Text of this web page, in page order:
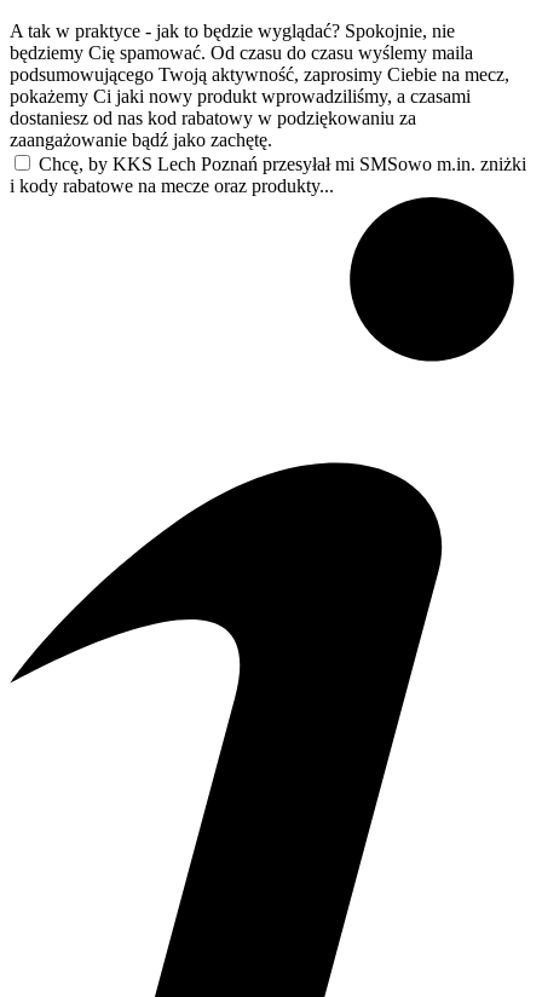
A tak w praktyce - jak to będzie wyglądać? Spokojnie, nie
będziemy Cię spamować. Od czasu do czasu wyślemy maila
podsumowującego Twoją aktywność, zaprosimy Ciebie na mecz,
pokażemy Ci jaki nowy produkt wprowadziliśmy, a czasami
dostaniesz od nas kod rabatowy w podziękowaniu za
zaangażowanie bądź jako zachętę.
Chcę, by KKS Lech Poznań przesyłał mi SMSowo m.in. zniżki
i kody rabatowe na mecze oraz produkty...